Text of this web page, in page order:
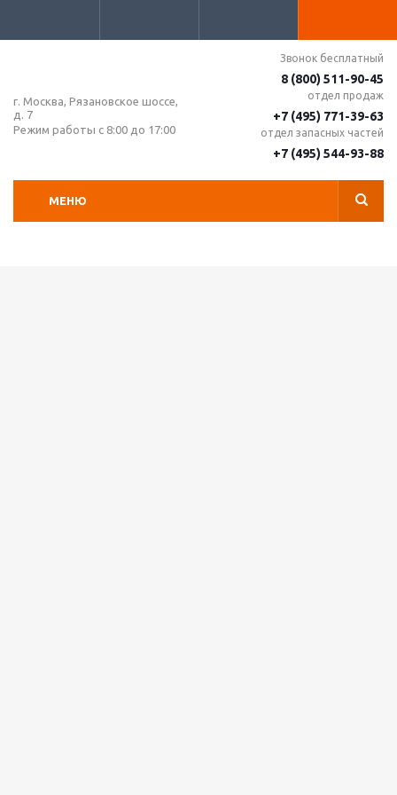
г. Москва, Рязановское шоссе,
д. 7
Режим работы с 8:00 до 17:00
Звонок бесплатный
8 (800) 511-90-45
отдел продаж
+7 (495) 771-39-63
отдел запасных частей
+7 (495) 544-93-88
МЕНЮ